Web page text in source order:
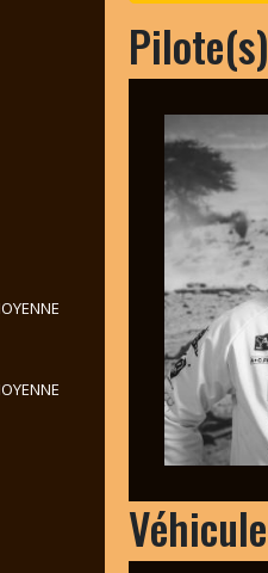
Pilote(s)
Véhicule